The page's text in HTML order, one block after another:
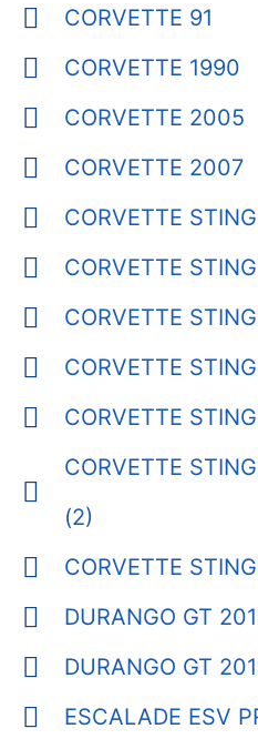
CORVETTE 91
CORVETTE 1990
CORVETTE 2005
CORVETTE 2007
CORVETTE
CORVETTE
CORVETTE
CORVETTE
CORVETTE
CORVETTE
(2)
CORVETTE
DURANGO GT
DURANGO GT
ESCALADE ESV